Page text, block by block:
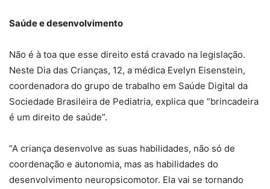
Saúde e desenvolvimento
Não é à toa que esse direito está cravado na legislação.
Neste Dia das Crianças, 12, a médica Evelyn Eisenstein,
coordenadora do grupo de trabalho em Saúde Digital da
Sociedade Brasileira de Pediatria, explica que “brincadeira
é um direito de saúde”.
“A criança desenvolve as suas habilidades, não só de
coordenação e autonomia, mas as habilidades do
desenvolvimento neuropsicomotor. Ela vai se tornando